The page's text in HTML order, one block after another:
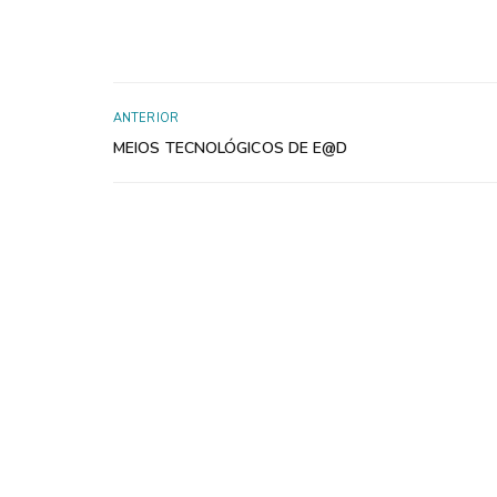
ANTERIOR
MEIOS TECNOLÓGICOS DE E@D